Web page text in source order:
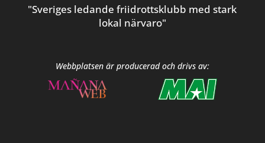
"Sveriges ledande friidrottsklubb med stark
lokal närvaro"
Webbplatsen är producerad och drivs av: